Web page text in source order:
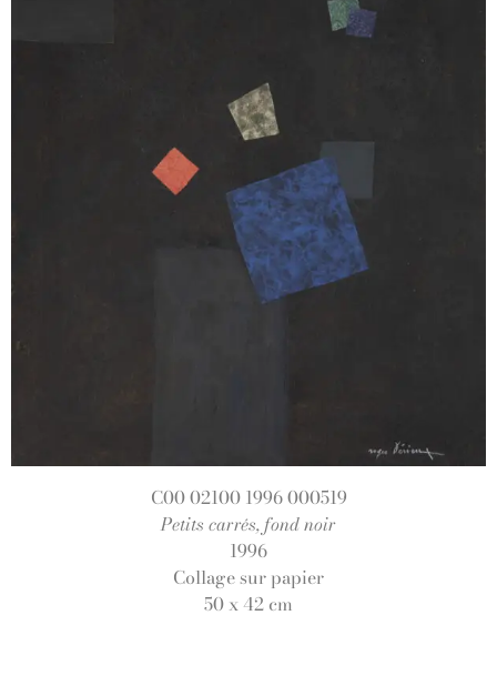
C00 02100 1996 000519
Petits carrés, fond noir
1996
Collage sur papier
50 x 42 cm